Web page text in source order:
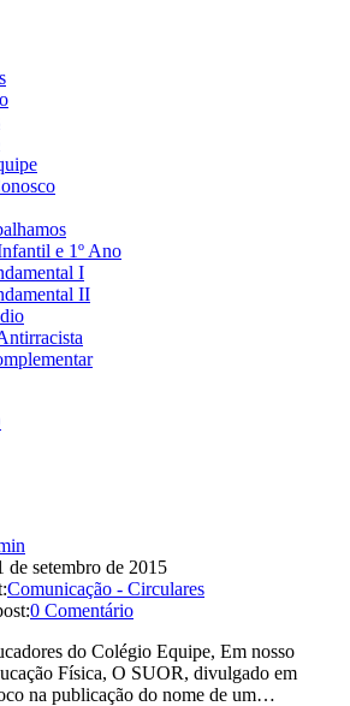
e 1º Ano
I
II
de setembro de 2015
Comunicação - Circulares
0 Comentário
do Colégio Equipe, Em nosso
Física, O SUOR, divulgado em
na publicação do nome de um…